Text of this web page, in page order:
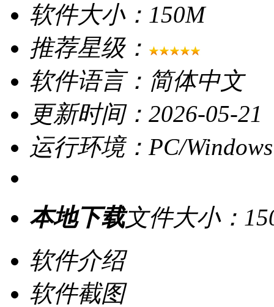
软件大小：150M
推荐星级：
软件语言：简体中文
更新时间：2026-05-21
运行环境：PC/Windows
本地下载文件大小：
软件介绍
软件截图